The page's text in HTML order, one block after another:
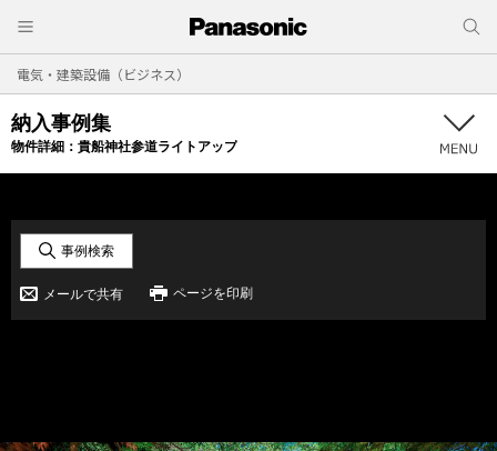
電気・建築設備（ビジネス）
納入事例集
物件詳細： 貴船神社参道ライトアップ
事例検索
メールで共有 ページを印刷